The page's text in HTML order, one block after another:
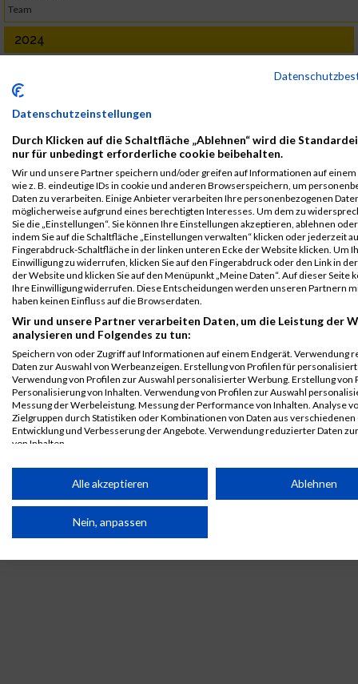
Team
2024
Veranstaltung
GRAWE
2024
Athlon 10km
6029
2023
VeranstaltungStnr
First
Name
Last
NameJahr NationVereinNet
Grazathlon
2023
Athlon 10km
5350 Manuel Fitz 1990 AUT
Grazathlon
2023
Team
5350 Fitz 1990 AUT
Legende:
GPos = Geschlechter Position, KPos = Kategorie Position, TPos =
Team Position, DNS = Did not start, DNF = Did not finish, DQ =
Disqualifiziert
Datenschutzeinstellungen
Durch Klicken auf die Schaltfläche „Ablehnen“ wird die
nur für unbedingt erforderliche cookie beibehalten.
Wir und unsere Partner speichern und/oder greifen auf Informationen auf einem
wie z. B. eindeutige IDs in cookie und anderen Browserspeichern, um
Daten zu verarbeiten. Einige Anbieter verarbeiten Ihre personenbezogenen
möglicherweise aufgrund eines berechtigten Interesses. Um dem zu
Sie die „Einstellungen“. Sie können Ihre Einstellungen akzeptieren, ablehnen
indem Sie auf die Schaltfläche „Einstellungen verwalten“ klicken oder jederzeit
Fingerabdruck-Schaltfläche in der linken unteren Ecke der Website klicken. Um
Einwilligung zu widerrufen, klicken Sie auf den Fingerabdruck oder den Link in
der Website und klicken Sie auf den Menüpunkt „Meine Daten“. Auf dieser Seite
Ihre Einwilligung widerrufen. Diese Entscheidungen werden unseren Partnern
haben keinen Einfluss auf die Browserdaten.
Wir und unsere Partner verarbeiten Daten, um die Leistung der
analysieren und Folgendes zu tun:
Speichern von oder Zugriff auf Informationen auf einem Endgerät. Verwendung
Daten zur Auswahl von Werbeanzeigen. Erstellung von Profilen für
Verwendung von Profilen zur Auswahl personalisierter Werbung. Erstellung von
Personalisierung von Inhalten. Verwendung von Profilen zur Auswahl
Messung der Werbeleistung. Messung der Performance von Inhalten. Analyse
Zielgruppen durch Statistiken oder Kombinationen von Daten aus
Entwicklung und Verbesserung der Angebote. Verwendung reduzierter Daten
von Inhalten.
werden.
Ihre Einwilligung und die cookie Richtlinie gelten ausschließlich für diese
Partnerliste anzeigen (1 IAB-Anbieter)
IAB-Verarbeitungszwecke:
Alle akzeptieren Ablehnen
Nein, anpassen